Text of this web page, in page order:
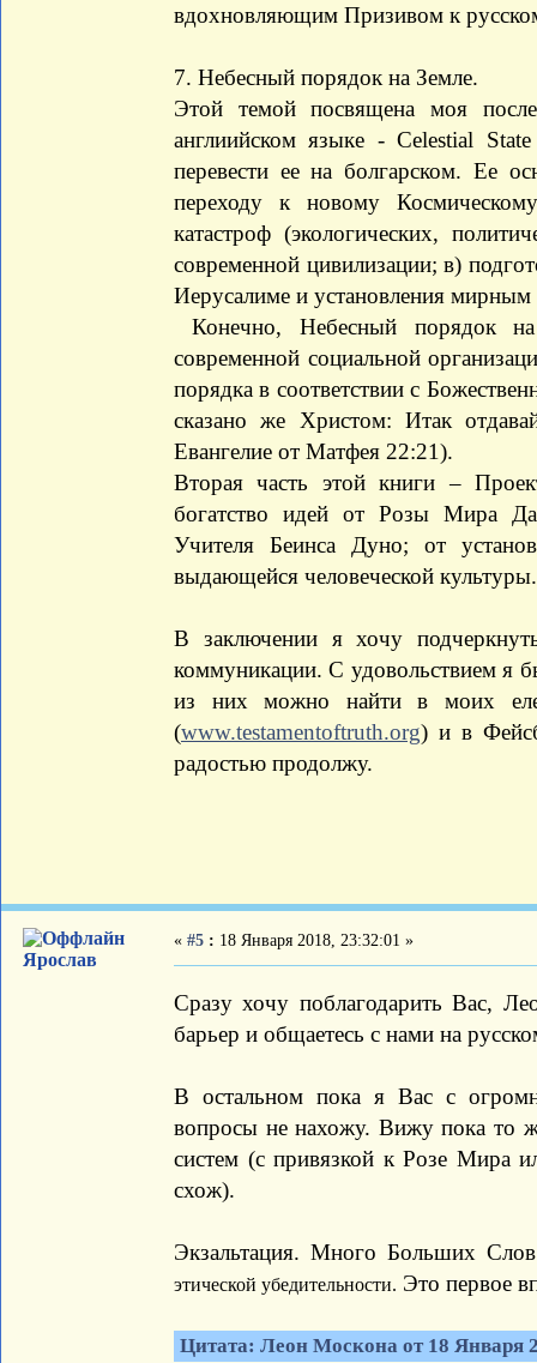
вдохновляющим Призивом к
7. Небесный порядок на Земле.
Этой темой посвящена моя
англиийском языке - Celestial
перевести ее на болгарском. Ее
переходу к новому
катастроф (экологических,
современной цивилизации; в)
Иерусалиме и установления мирным
Конечно, Небесный порядок
современной социальной
порядка в соответствии с
сказано же Христом: Итак
Евангелие от Матфея 22:21).
Вторая часть этой книги –
богатство идей от Розы Мира
Учителя Беинса Дуно; от
выдающейся человеческой культуры.
В заключении я хочу
коммуникации. С удовольствием я
из них можно найти в моих
(www.testamentoftruth.org) и в
радостью продолжу.
Ярослав
« #5 : 18 Января 2018, 23:32:01 »
Сразу хочу поблагодарить Вас,
барьер и общаетесь с нами на
В остальном пока я Вас с
вопросы не нахожу. Вижу пока то
систем (с привязкой к Розе Мира
схож).
Экзальтация. Много Больших
этической убедительности. Это первое
Цитата: Леон Москона от 18 Января